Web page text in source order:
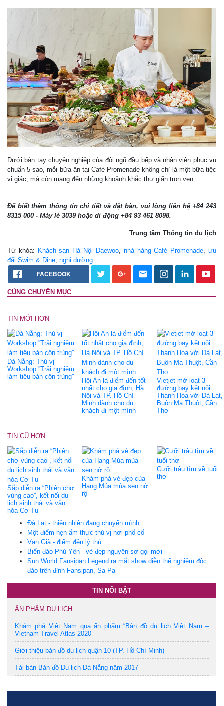
Dưới bàn tay chuyên nghiệp của đội ngũ đầu bếp và nhân viên phục vụ
chuẩn 5 sao, mỗi bữa ăn tại Café Promenade không chỉ là một bữa tiệc
vị giác, mà còn mang đến những khoảnh khắc thư giãn trọn vẹn.
Để biết thêm thông tin chi tiết và đặt bàn, vui lòng liên hệ +84 243
8315 000 - Máy lẻ 3039 hoặc di động +84 93 461 8098.
Trung tâm Thông tin du lịch
Từ khóa: Khách sạn Hà Nội Daewoo, nhà hàng Café Promenade ,ưu
đãi Swim & Dine nghỉ dưỡng
FACEBOOK
CÙNG CHUYÊN MỤC
TIN MỚI HƠN
Đà Nẵng: Thú vị
Workshop ''Trải nghiệm
làm tiêu bản côn trùng''
Hội An là điểm đến tốt
nhất cho gia đình, Hà
Nội và TP. Hồ Chí
Minh dành cho du
khách đi một mình
Vietjet mở loạt 3
đường bay kết nối
Thanh Hóa với Đà Lạt,
Buôn Ma Thuột, Cần
Thơ
TIN CŨ HƠN
Sắp diễn ra “Phiên chợ
vùng cao”, kết nối du
lịch sinh thái và văn
hóa Cơ Tu
Khám phá vẻ đẹp của
Hang Múa mùa sen nở
rộ
Cưỡi trâu tìm về tuổi
thơ
Đà Lạt - thiên nhiên đang chuyển mình
Một điểm hẹn ẩm thực thú vị nơi phố cổ
Vạn Giã - điểm đến lý thú
Biển đảo Phú Yên - vẻ đẹp nguyên sơ gọi mời
Sun World Fansipan Legend ra mắt show diễn thể nghiệm độc
đáo trên đỉnh Fansipan, Sa Pa
TIN NỔI BẬT
ẤN PHẨM DU LỊCH
Khám phá Việt Nam qua ấn phẩm “Bản đồ du lịch Việt Nam –
Vietnam Travel Atlas 2020”
Giới thiệu bản đồ du lịch quận 10 (TP. Hồ Chí Minh)
Tái bản Bản đồ Du lịch Đà Nẵng năm 2017